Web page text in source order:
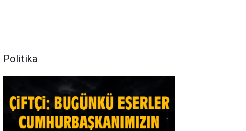
Politika